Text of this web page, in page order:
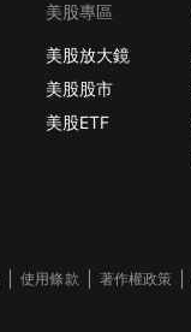
美股專區
美股放大鏡
美股股市
美股ETF
使用條款 著作權政策